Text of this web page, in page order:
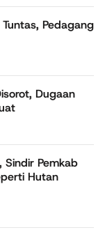
Pedagang
Dugaan
Sindir Pemkab
Hutan